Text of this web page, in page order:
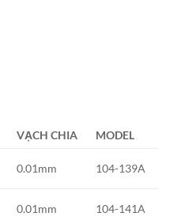
VẠCH CHIA
MODEL
0.01mm 104-139A
0.01mm 104-141A